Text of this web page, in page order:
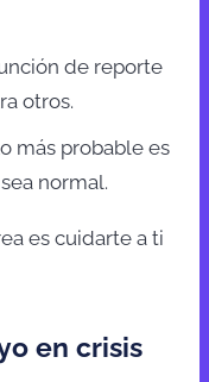
de reporte
otros.
más probable es
normal.
es cuidarte a ti
en crisis